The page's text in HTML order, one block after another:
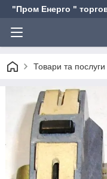
"Пром Енерго "
Товари та послуги